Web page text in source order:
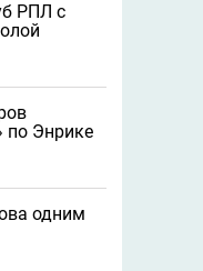
РПЛ с
по Энрике
одним